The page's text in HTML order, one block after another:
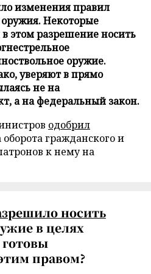
изменения правил
оружия. Некоторые
этом разрешение носить
оружие.
уверяют в прямо
не на
а на федеральный закон.
одобрил
гражданского и
к нему на
носить
в целях
правом?